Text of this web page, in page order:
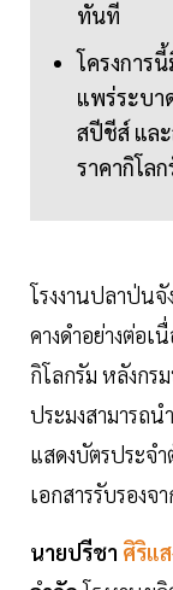
ทันที
โครงการ
แพร่ระบา
สปีชีส์ แล
ราคากิโล
โรงงานปลาป่น
คางดำอย่างต่อเ
กิโลกรัม หลังกร
ประมงสามารถ
แสดงบัตรประจ
เอกสารรับรอง
นายปรีชา ศิริแ